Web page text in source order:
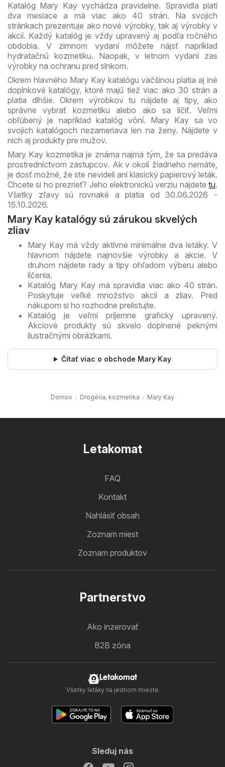
Katalóg Mary Kay vychádza pravidelne. Spravidla platí
dva mesiace a má viac ako 40 strán. Na svojich
stránkach prezentuje ako nové výrobky, tak aj výrobky v
akcií. Každý katalóg je vždy upravený aj podľa ročného
obdobia. V zimnom vydaní môžete nájsť napríklad
hydratačnú kozmetiku. Naopak, v letnom vydaní zas
výrobky na ochranu pred slnkom.
Okrem hlavného Mary Kay katalógu väčšinou platia aj iné
doplnkové katalógy, ktoré majú tiež viac ako 30 strán a
platia dlhšie. Okrem výrobkov tu nájdete aj tipy, ako
správne vybrať kozmetiku alebo ako sa líčiť. Veľmi
obľúbený je napríklad katalóg vôní. Mary Kay sa vo
svojich katalógoch nezameriava len na ženy. Nájdete v
nich aj produkty pre mužov.
Mary Kay kozmetika je známa najmä tým, že sa predáva
prostredníctvom zástupcov. Ak v okolí žiadneho nemáte,
je dosť možné, že ste nevideli ani klasický papierový leták.
Chcete si ho prezrieť? Jeho elektronickú verziu nájdete tu.
Všetky zľavy sú rovnaké a platia od 30.06.2026 -
15.10.2026.
Mary Kay katalógy sú zárukou skvelých
zliav
Mary Kay má vždy aktívne minimálne dva letáky. V
hlavnom nájdete najnovšie výrobky a akcie. V
druhom nájdete rady a tipy ohľadom výberu alebo
líčenia.
Katalóg Mary Kay má spravidla viac ako 40 strán.
Poskytuje veľké množstvo akcií a zliav. Pred
nákupom si ho rozhodne prelistujte.
Katalóg je veľmi príjemne graficky upravený.
Akciové produkty sú skvelo doplnené peknými
ilustračnými obrázkami.
Čítať viac o obchode Mary Kay
Domov Drogéria, kozmetika Mary Kay
Letakomat
FAQ
Kontakt
Nahlásiť obsah
Zoznam miest
Zoznam produktov
Partnerstvo
Ako inzerovať
B2B zóna
Letakomat
Všetky letáky na jednom mieste
Sleduj nás